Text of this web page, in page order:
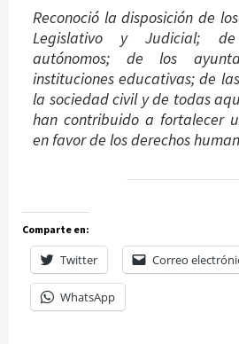
Reconoció la disposición de
Legislativo y Judicial;
autónomos; de los
instituciones educativas; de
la sociedad civil y de todas
han contribuido a fortalecer
en favor de los derechos
Comparte en:
Twitter Correo
WhatsApp